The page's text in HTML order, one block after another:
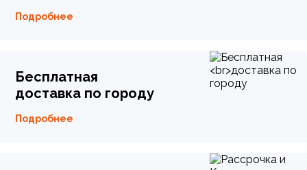
Подробнее
Бесплатная
доставка по городу
Подробнее